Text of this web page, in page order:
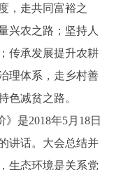
，走共同富裕之
兴农之路；坚持人
传承发展提升农耕
理体系，走乡村善
色减贫之路。
是2018年5月18日
讲话。大会总结并
生态环境是关系党